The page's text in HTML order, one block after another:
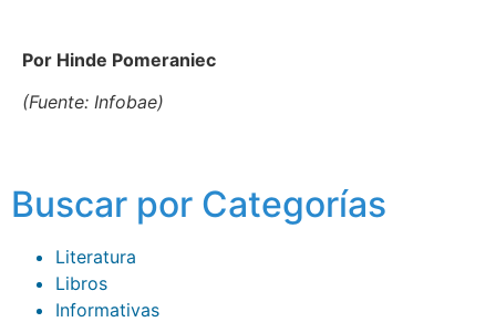
Por Hinde Pomeraniec
(Fuente: Infobae)
Buscar por Categorías
Literatura
Libros
Informativas